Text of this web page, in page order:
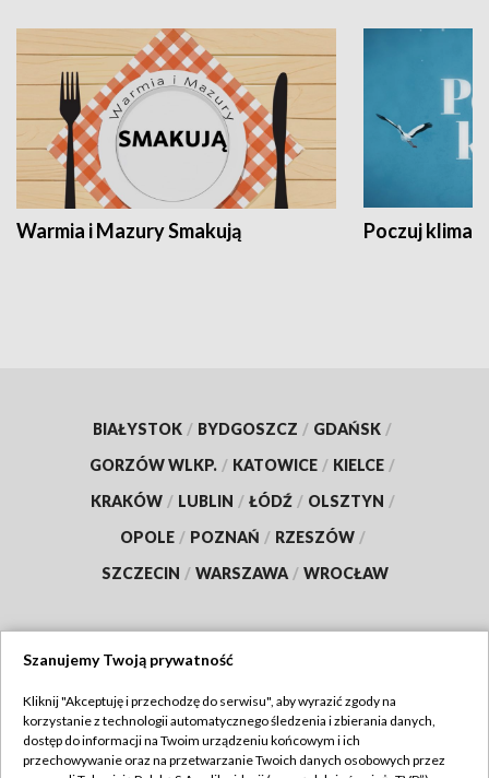
Warmia i Mazury Smakują Poczuj klimat
BIAŁYSTOK / BYDGOSZCZ / GDAŃSK /
GORZÓW WLKP. / KATOWICE / KIELCE /
KRAKÓW / LUBLIN / ŁÓDŹ / OLSZTYN /
OPOLE / POZNAŃ / RZESZÓW /
SZCZECIN / WARSZAWA / WROCŁAW
TVP
Abonament TVP
Regulamin TVP
Szanujemy Twoją prywatność
Kliknij "Akceptuję i przechodzę do serwisu", aby wyrazić zgody na
korzystanie z technologii automatycznego śledzenia i zbierania danych,
dostęp do informacji na Twoim urządzeniu końcowym i ich
przechowywanie oraz na przetwarzanie Twoich danych osobowych przez